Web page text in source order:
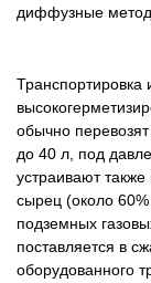
диффузные
обычно
до 40 л, под
устраивают
сырец (около
подземных
поставляется в
оборудованного